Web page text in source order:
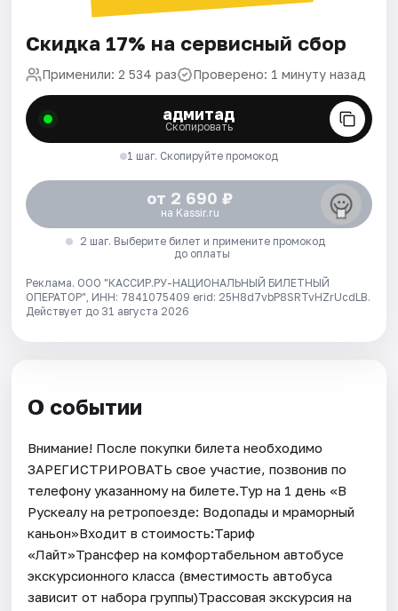
Скидка 17% на сервисный сбор
Применили: 2 534 раз Проверено: 1 минуту назад
адмитад
Скопировать
1 шаг. Скопируйте промокод
от 2 690 ₽
на Kassir.ru
2 шаг. Выберите билет и примените промокод
до оплаты
Реклама. ООО "КАССИР.РУ-НАЦИОНАЛЬНЫЙ БИЛЕТНЫЙ
ОПЕРАТОР", ИНН: 7841075409 erid: 25H8d7vbP8SRTvHZrUcdLB.
Действует до 31 августа 2026
О событии
Внимание! После покупки билета необходимо
ЗАРЕГИСТРИРОВАТЬ свое участие, позвонив по
телефону указанному на билете.Тур на 1 день «В
Рускеалу на ретропоезде: Водопады и мраморный
каньон»Входит в стоимость:Тариф
«Лайт»Трансфер на комфортабельном автобусе
экскурсионного класса (вместимость автобуса
зависит от набора группы)Трассовая экскурсия на